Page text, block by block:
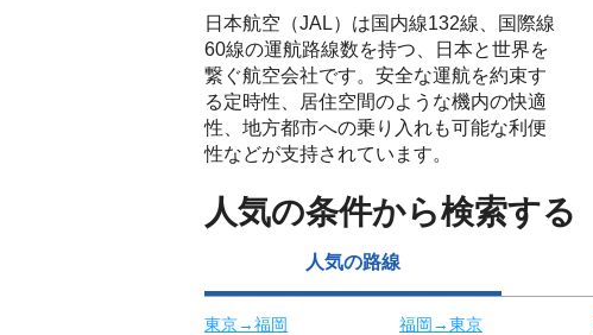
日本航空（JAL）は国内線132線、国際線
60線の運航路線数を持つ、日本と世界を
繋ぐ航空会社です。安全な運航を約束す
る定時性、居住空間のような機内の快適
性、地方都市への乗り入れも可能な利便
性などが支持されています。
人気の条件から検索する
人気の路線
東京→福岡 福岡→東京